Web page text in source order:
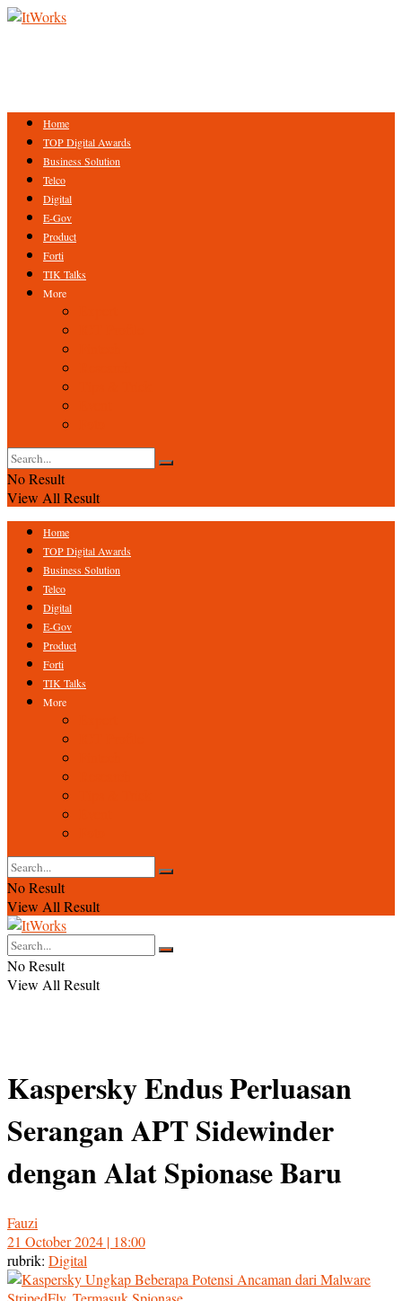
Home
TOP Digital Awards
Business Solution
Telco
Digital
E-Gov
Product
Forti
TIK Talks
More
No Result
View All Result
Home
TOP Digital Awards
Business Solution
Telco
Digital
E-Gov
Product
Forti
TIK Talks
More
No Result
View All Result
No Result
View All Result
Kaspersky Endus Perluasan
Serangan APT Sidewinder
dengan Alat Spionase Baru
Fauzi
21 October 2024 | 18:00
rubrik: Digital